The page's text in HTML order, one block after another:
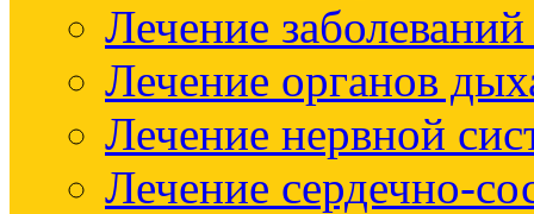
Лечение
Лечение органов
Лечение нервной
Лечение сердечно-